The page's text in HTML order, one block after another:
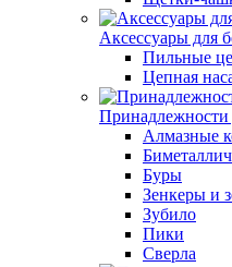
Аксессуары для
Пильные
Цепная
Принадлежности
Алмазные
Буры
Зенкеры и
Зубило
Пики
Сверла